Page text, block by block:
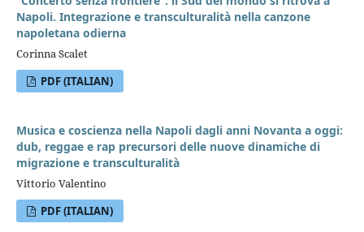
Napoli. Integrazione e transculturalità nella canzone
napoletana odierna
Corinna Scalet
PDF (ITALIAN)
Musica e coscienza nella Napoli dagli anni Novanta a oggi:
dub, reggae e rap precursori delle nuove dinamiche di
migrazione e transculturalità
Vittorio Valentino
PDF (ITALIAN)